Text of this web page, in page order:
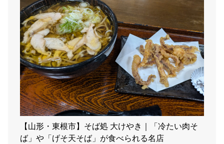
【山形・東根市】そば処 大けやき｜「冷たい肉そ
ば」や「げそ天そば」が食べられる名店